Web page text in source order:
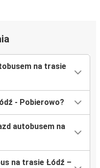
na trasie
- Pobierowo?
autobusem na
na trasie Łódź –